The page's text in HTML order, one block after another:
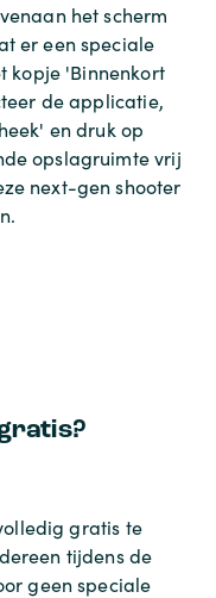
het scherm
er een speciale
kopje 'Binnenkort
de applicatie,
en druk op
opslagruimte vrij
next-gen shooter
gratis te
tijdens de
geen speciale